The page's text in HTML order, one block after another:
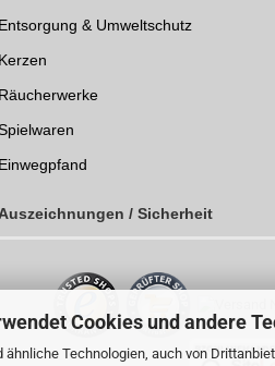
Cookies und andere
ähnliche Technologien, auch von
Entsorgung & Umweltschutz
Kerzen
Räucherwerke
Einwegpfand
Auszeichnungen / Sicherheit